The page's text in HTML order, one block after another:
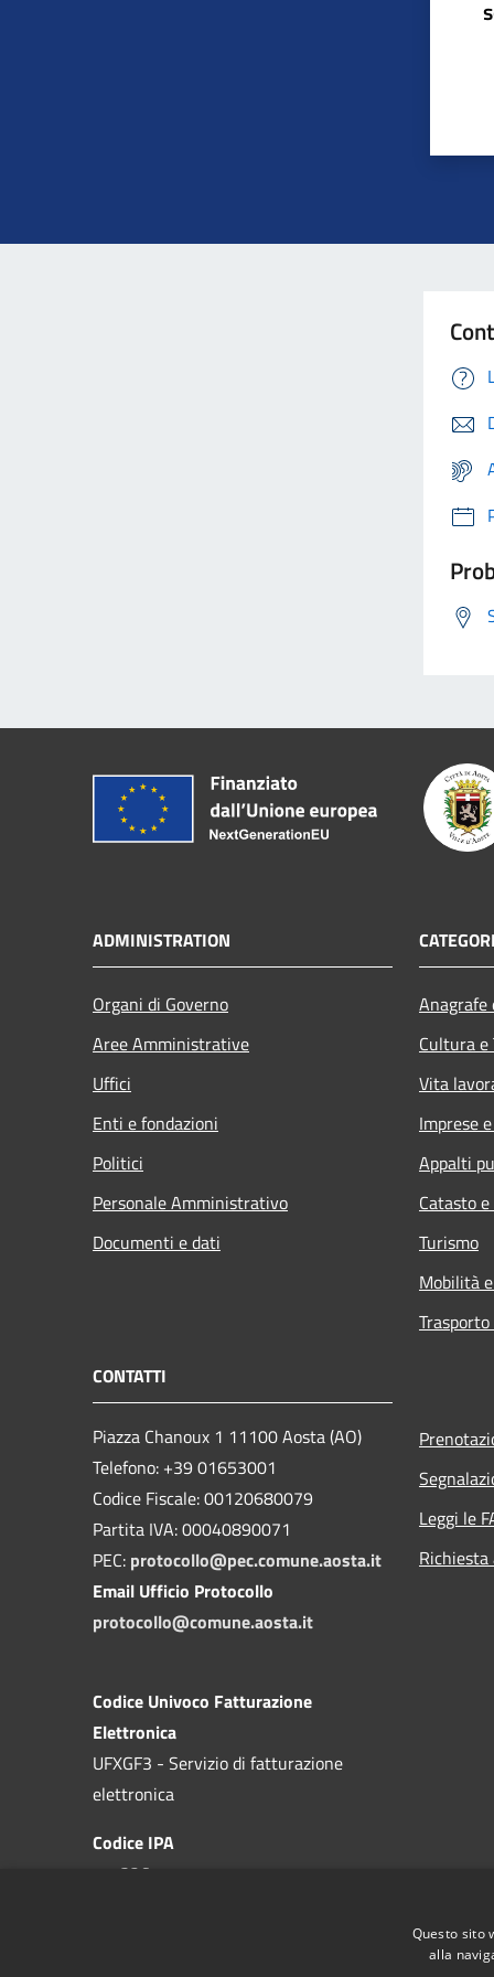
ADMINISTRATION
Organi di Governo
Aree Amministrative
Uffici
Enti e fondazioni
Politici
Personale Amministrativo
Documenti e dati
Cultura e
Vita
Imprese
Appalti
Catasto
Turismo
Mobilità
CONTATTI
Piazza Chanoux 1 11100 Aosta (AO)
Telefono: +39 01653001
Codice Fiscale: 00120680079
Partita IVA: 00040890071
PEC: protocollo@pec.comune.aosta.it
Email Ufficio Protocollo
protocollo@comune.aosta.it
Codice Univoco Fatturazione
Elettronica
UFXGF3 - Servizio di fatturazione
elettronica
Codice IPA
c_a326
Leggi le
Questo sito
alla